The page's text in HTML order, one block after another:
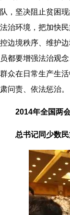
队，坚决阻止贫困
法治环境，把加快
控边境秩序、维护
员都要增强法治观
群众在日常生产生
肃问责、依法惩治。
2014年全国两
总书记同少数